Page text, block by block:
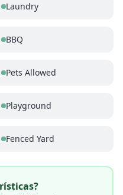
Laundry
BBQ
Pets Allowed
Playground
Fenced Yard